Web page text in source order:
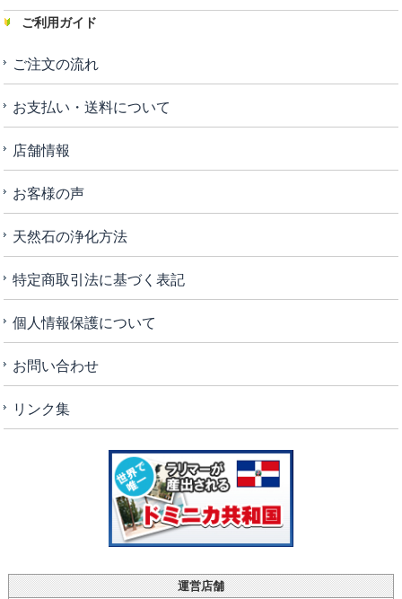
ご利用ガイド
ご注文の流れ
お支払い・送料について
店舗情報
お客様の声
天然石の浄化方法
特定商取引法に基づく表記
個人情報保護について
お問い合わせ
リンク集
運営店舗